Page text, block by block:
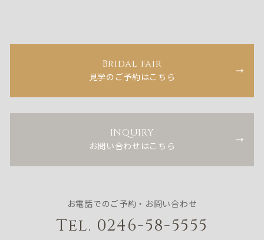
Bridal fair
見学のご予約はこちら
INQUIRY
お問い合わせはこちら
お電話でのご予約・お問い合わせ
Tel. 0246-58-5555